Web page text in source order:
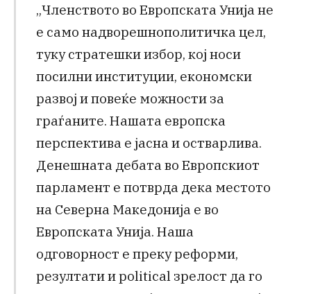
„Членството во Европската Унија не
е само надворешнополитичка цел,
туку стратешки избор, кој носи
посилни институции, економски
развој и повеќе можности за
граѓаните. Нашата европска
перспектива е јасна и остварлива.
Денешната дебата во Европскиот
парламент е потврда дека местото
на Северна Македонија е во
Европската Унија. Наша
одговорност е преку реформи,
резултати и political зрелост да го